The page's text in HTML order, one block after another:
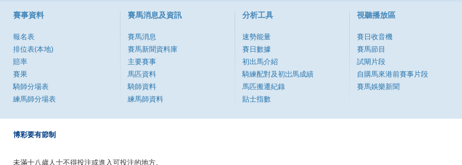
賽事資料
報名表
排位表(本地)
賠率
賽果
騎師分場表
練馬師分場表
賽馬消息及資訊
賽馬消息
賽馬新聞資料庫
主要賽事
馬匹資料
騎師資料
練馬師資料
分析工具
速勢能量
賽日數據
初出馬介紹
騎練配對及初岀馬成績
馬匹搬遷紀錄
貼士指數
視聽播放區
賽日收音機
賽馬節目
試閘片段
自購馬來港前賽事片段
賽馬娛樂新聞
博彩要有節制
未滿十八歲人士不得投注或進入可投注的地方。